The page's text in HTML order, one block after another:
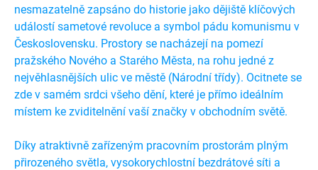
nesmazatelně zapsáno do historie jako dějiště klíčových
událostí sametové revoluce a symbol pádu komunismu v
Československu. Prostory se nacházejí na pomezí
pražského Nového a Starého Města, na rohu jedné z
nejvěhlasnějších ulic ve městě (Národní třídy). Ocitnete se
zde v samém srdci všeho dění, které je přímo ideálním
místem ke zviditelnění vaší značky v obchodním světě.
Díky atraktivně zařízeným pracovním prostorám plným
přirozeného světla, vysokorychlostní bezdrátové síti a